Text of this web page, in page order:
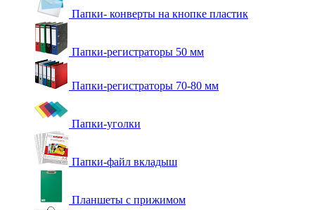
Папки- конверты на кнопке пластик
Папки-регистраторы 50 мм
Папки-регистраторы 70-80 мм
Папки-уголки
Папки-файл вкладыш
Планшеты с прижимом